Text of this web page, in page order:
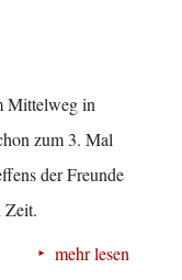
Mittelweg in
zum 3. Mal
der Freunde
Zeit.
mehr lesen